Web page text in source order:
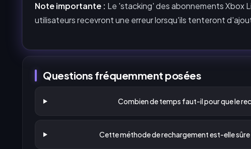
Note importante : Le 'stacking' des abonnements Xbox
utilisateurs recevront une erreur lorsqu'ils tenteront
Questions fréquemment posées
Combien de temps faut-il pour que le
Cette méthode de rechargement est-elle